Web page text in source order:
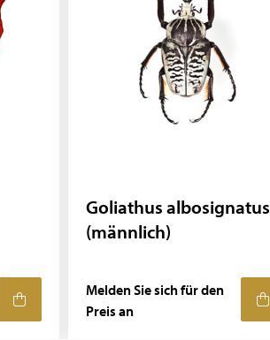
Goliathus albosignatus
(männlich)
Melden Sie sich für den
Preis an